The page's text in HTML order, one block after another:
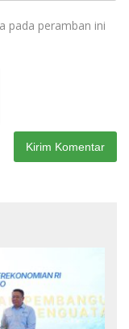
pada peramban ini